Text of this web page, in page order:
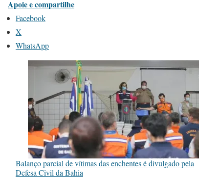
Apoie e compartilhe
Facebook
X
WhatsApp
Balanço parcial de vítimas das enchentes é divulgado pela
Defesa Civil da Bahia